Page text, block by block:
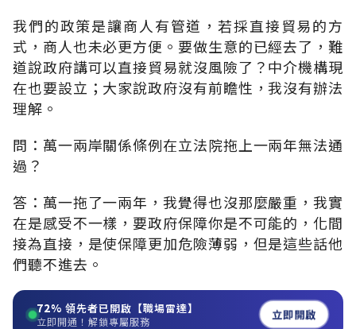
我們的政策是讓商人有管道，若採直接貿易的方
式，商人也未必更方便。要做生意的已經去了，難
道說政府講可以直接貿易就沒風險了？中介機構現
在也要設立；大家說政府沒有前瞻性，我沒有辦法
理解。
問：萬一兩岸關係條例在立法院拖上一兩年無法通
過？
答：萬一拖了一兩年，我覺得也沒那麼嚴重，我實
在是感受不一樣，要政府保障你是不可能的，化間
接為直接，是使保障更加危險薄弱，但是這些話他
們聽不進去。
72% 領先者已開啟【職場雷達】
立即開通！解鎖專屬服務 立即開啟